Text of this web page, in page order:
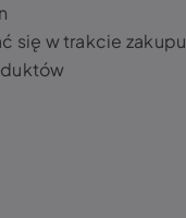
się w trakcie zakupu